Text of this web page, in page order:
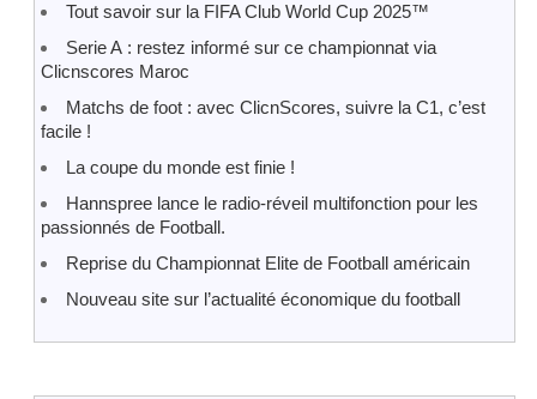
Tout savoir sur la FIFA Club World Cup 2025™
Serie A : restez informé sur ce championnat via
Clicnscores Maroc
Matchs de foot : avec ClicnScores, suivre la C1, c’est
facile !
La coupe du monde est finie !
Hannspree lance le radio-réveil multifonction pour les
passionnés de Football.
Reprise du Championnat Elite de Football américain
Nouveau site sur l’actualité économique du football